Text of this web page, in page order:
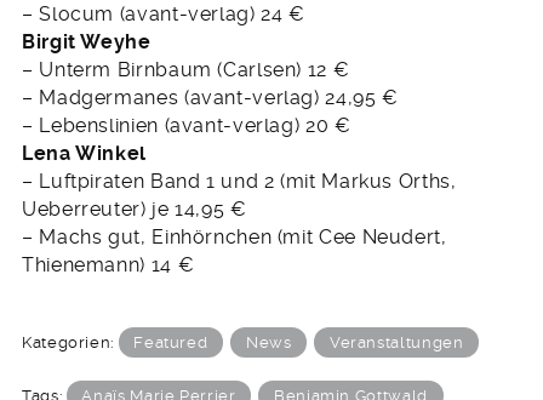
– Slocum (avant-verlag) 24 €
Birgit Weyhe
– Unterm Birnbaum (Carlsen) 12 €
– Madgermanes (avant-verlag) 24,95 €
– Lebenslinien (avant-verlag) 20 €
Lena Winkel
– Luftpiraten Band 1 und 2 (mit Markus Orths,
Ueberreuter) je 14,95 €
– Machs gut, Einhörnchen (mit Cee Neudert,
Thienemann) 14 €
Kategorien: Featured News Veranstaltungen
Tags: Anaïs Marie Perrier Benjamin Gottwald